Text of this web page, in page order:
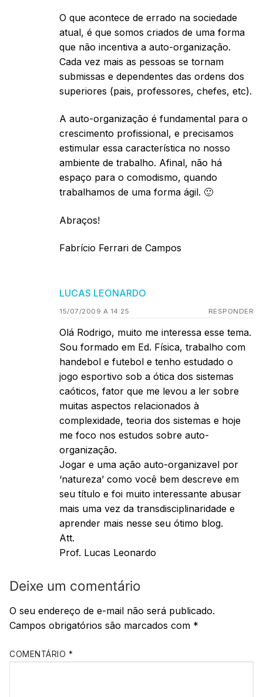
O que acontece de errado na sociedade
atual, é que somos criados de uma forma
que não incentiva a auto-organização.
Cada vez mais as pessoas se tornam
submissas e dependentes das ordens dos
superiores (pais, professores, chefes, etc).
A auto-organização é fundamental para o
crescimento profissional, e precisamos
estimular essa característica no nosso
ambiente de trabalho. Afinal, não há
espaço para o comodismo, quando
trabalhamos de uma forma ágil. 🙂
Abraços!
Fabrício Ferrari de Campos
LUCAS LEONARDO
15/07/2009 A 14:25 RESPONDER
Olá Rodrigo, muito me interessa esse tema.
Sou formado em Ed. Física, trabalho com
handebol e futebol e tenho estudado o
jogo esportivo sob a ótica dos sistemas
caóticos, fator que me levou a ler sobre
muitas aspectos relacionados à
complexidade, teoria dos sistemas e hoje
me foco nos estudos sobre auto-
organização.
Jogar e uma ação auto-organizavel por
‘natureza’ como você bem descreve em
seu título e foi muito interessante abusar
mais uma vez da transdisciplinaridade e
aprender mais nesse seu ótimo blog.
Att.
Prof. Lucas Leonardo
Deixe um comentário
O seu endereço de e-mail não será publicado.
Campos obrigatórios são marcados com *
COMENTÁRIO *